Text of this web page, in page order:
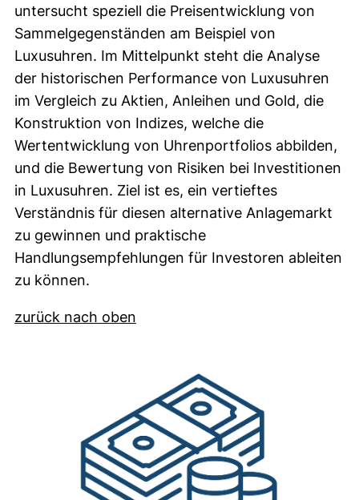
untersucht speziell die Preisentwicklung von
Sammelgegenständen am Beispiel von
Luxusuhren. Im Mittelpunkt steht die Analyse
der historischen Performance von Luxusuhren
im Vergleich zu Aktien, Anleihen und Gold, die
Konstruktion von Indizes, welche die
Wertentwicklung von Uhrenportfolios abbilden,
und die Bewertung von Risiken bei Investitionen
in Luxusuhren. Ziel ist es, ein vertieftes
Verständnis für diesen alternative Anlagemarkt
zu gewinnen und praktische
Handlungsempfehlungen für Investoren ableiten
zu können.
zurück nach oben